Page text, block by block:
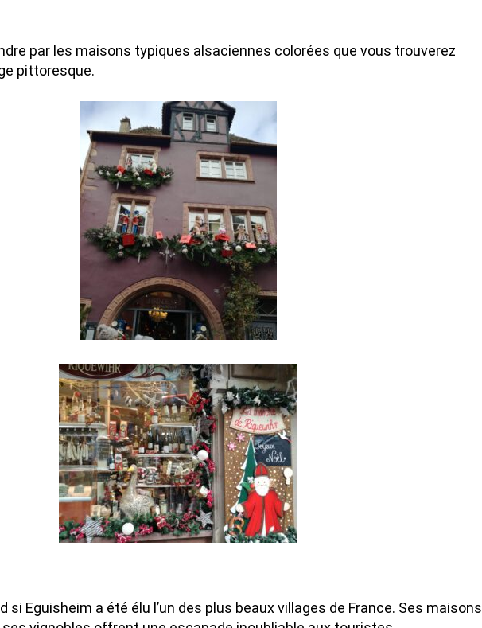
par les maisons typiques alsaciennes colorées que vous trouverez
pittoresque.
si Eguisheim a été élu l’un des plus beaux villages de France. Ses maisons